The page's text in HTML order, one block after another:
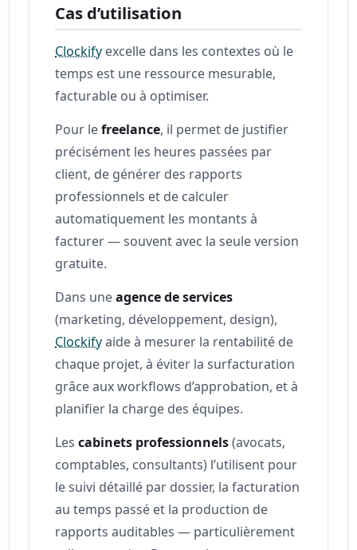
Cas d’utilisation
Clockify excelle dans les contextes où le
temps est une ressource mesurable,
facturable ou à optimiser.
Pour lefreelance, il permet de justifier
précisément les heures passées par
client, de générer des rapports
professionnels et de calculer
automatiquement les montants à
facturer — souvent avec la seule version
gratuite.
Dans uneagence de services
(marketing, développement, design),
Clockifyaide à mesurer la rentabilité de
chaque projet, à éviter la surfacturation
grâce aux workflows d’approbation, et à
planifier la charge des équipes.
Lescabinets professionnels(avocats,
comptables, consultants) l’utilisent pour
le suivi détaillé par dossier, la facturation
au temps passé et la production de
rapports auditables — particulièrement